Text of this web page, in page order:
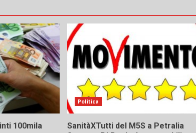
100mila
Politica
SanitàXTutti del M5S a Petralia